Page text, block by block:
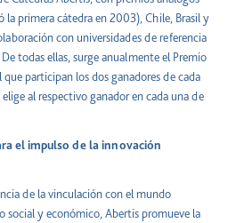
la primera cátedra en 2003), Chile, Brasil y
con universidades de referencia
todas ellas, surge anualmente el Premio
participan los dos ganadores de cada
al respectivo ganador en cada una de
el impulso de la innovación
de la vinculación con el mundo
social y económico, Abertis promueve la